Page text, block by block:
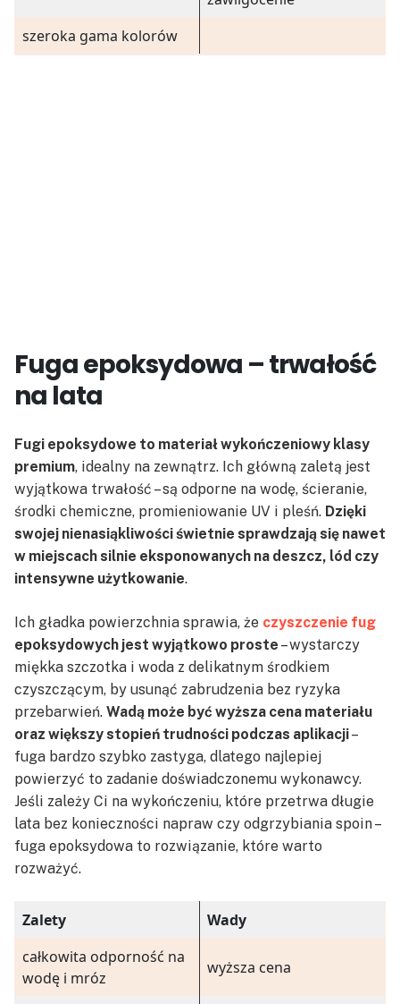
szeroka gama kolorów
Fuga epoksydowa – trwałość
na lata
Fugi epoksydowe to materiał wykończeniowy klasy
premium, idealny na zewnątrz. Ich główną zaletą jest
wyjątkowa trwałość – są odporne na wodę, ścieranie,
środki chemiczne, promieniowanie UV i pleśń. Dzięki
swojej nienasiąkliwości świetnie sprawdzają się nawet
w miejscach silnie eksponowanych na deszcz, lód czy
intensywne użytkowanie.
Ich gładka powierzchnia sprawia, że czyszczenie fug
epoksydowych jest wyjątkowo proste – wystarczy
miękka szczotka i woda z delikatnym środkiem
czyszczącym, by usunąć zabrudzenia bez ryzyka
przebarwień. Wadą może być wyższa cena materiału
oraz większy stopień trudności podczas aplikacji–
fuga bardzo szybko zastyga, dlatego najlepiej
powierzyć to zadanie doświadczonemu wykonawcy.
Jeśli zależy Ci na wykończeniu, które przetrwa długie
lata bez konieczności napraw czy odgrzybiania spoin –
fuga epoksydowa to rozwiązanie, które warto
rozważyć.
Zalety
Wady
całkowita odporność na
wodę i mróz
wyższa cena